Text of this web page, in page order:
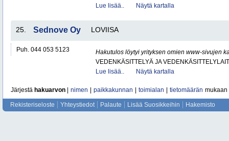
Lue lisää..
Näytä kartalla
25. Sednove Oy LOVIISA
Puh. 044 053 5123
Hakutulos löytyi yrityksen omien www-sivujen
VEDENKÄSITTELYÄ JA
Lue lisää..
Näytä kartalla
Järjestä hakuarvon nimen paikkakunnan toimialan tietomäärän mukaan
Rekisteriseloste Yhteystiedot Palaute Lisää Suosikkeihin Hakemisto